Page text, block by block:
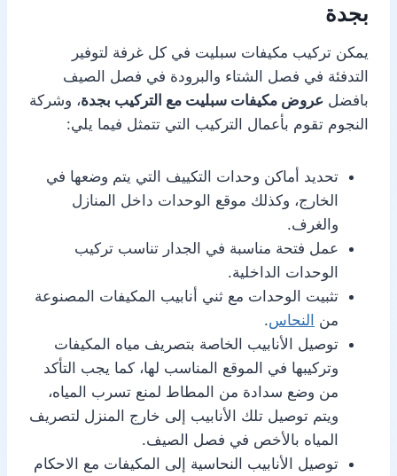
بجدة
يمكن تركيب مكيفات سبليت في كل غرفة لتوفير
التدفئة في فصل الشتاء والبرودة في فصل الصيف
بافضل عروض مكيفات سبليت مع التركيب بجدة، وشركة
النجوم تقوم بأعمال التركيب التي تتمثل فيما يلي:
تحديد أماكن وحدات التكييف التي يتم وضعها في
الخارج، وكذلك موقع الوحدات داخل المنازل
والغرف.
عمل فتحة مناسبة في الجدار تناسب تركيب
الوحدات الداخلية.
تثبيت الوحدات مع ثني أنابيب المكيفات المصنوعة
من النحاس.
توصيل الأنابيب الخاصة بتصريف مياه المكيفات
وتركيبها في الموقع المناسب لها، كما يجب التأكد
من وضع سدادة من المطاط لمنع تسرب المياه،
ويتم توصيل تلك الأنابيب إلى خارج المنزل لتصريف
المياه بالأخص في فصل الصيف.
توصيل الأنابيب النحاسية إلى المكيفات مع الاحكام